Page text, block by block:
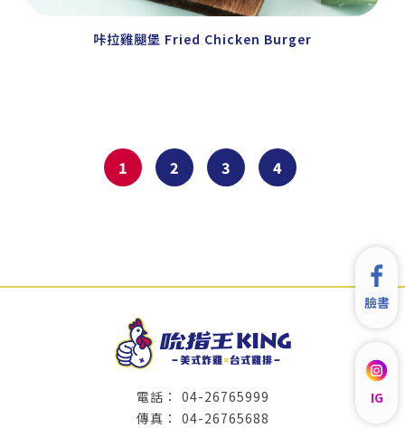
咔拉雞腿堡 Fried Chicken Burger
1 2 3 4
04-26765999
04-26765688
臉書
IG